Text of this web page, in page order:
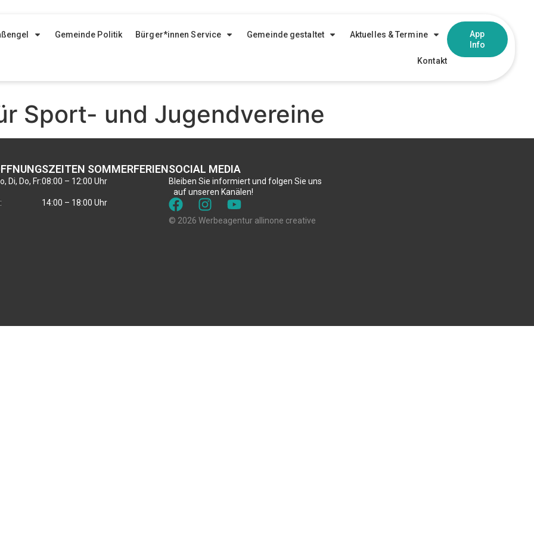
Gemeinde Politik Bürger*innen Service Gemeinde gestaltet Aktuelles & Termine
Kontakt
App
Info
Sport- und Jugendvereine
SOMMERFERIEN
Di, Do, Fr:08:00 – 12:00 Uhr
14:00 – 18:00 Uhr
SOCIAL MEDIA
Bleiben Sie informiert und folgen Sie uns
auf unseren Kanälen!
© 2026 Werbeagentur allinone creative